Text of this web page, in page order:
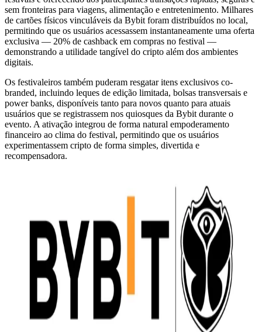
sem fronteiras para viagens, alimentação e entretenimento. Milhares
de cartões físicos vinculáveis da Bybit foram distribuídos no local,
permitindo que os usuários acessassem instantaneamente uma oferta
exclusiva — 20% de cashback em compras no festival —
demonstrando a utilidade tangível do cripto além dos ambientes
digitais.
Os festivaleiros também puderam resgatar itens exclusivos co-
branded, incluindo leques de edição limitada, bolsas transversais e
power banks, disponíveis tanto para novos quanto para atuais
usuários que se registrassem nos quiosques da Bybit durante o
evento. A ativação integrou de forma natural empoderamento
financeiro ao clima do festival, permitindo que os usuários
experimentassem cripto de forma simples, divertida e
recompensadora.